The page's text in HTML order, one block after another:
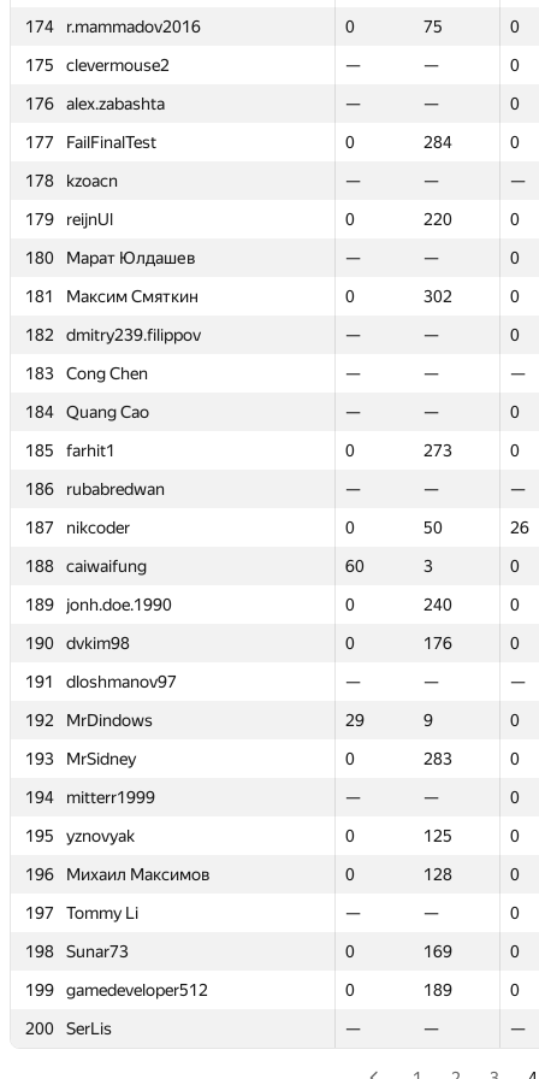
174
r.mammadov2016 0 75
0
175
clevermouse2 — —
0
176
alex.zabashta — —
0
177
FailFinalTest 0 284
0
178
kzoacn — —
—
179
reijnUl 0 220
0
180
Марат Юлдашев — —
0
181
Максим Смяткин 0 302
0
182
dmitry239.filippov — —
0
183
Cong Chen — —
—
184
Quang Cao — —
0
185
farhit1 0 273
0
186
rubabredwan — —
—
187
nikcoder 0 50
26
188
caiwaifung 60 3
0
189
jonh.doe.1990 0 240
0
190
dvkim98 0 176
0
191
dloshmanov97 — —
—
192
MrDindows 29 9
0
193
MrSidney 0 283
0
194
mitterr1999 — —
0
195
yznovyak 0 125
0
196
Михаил Максимов 0 128
0
197
Tommy Li — —
0
198
Sunar73 0 169
0
199
gamedeveloper512 0 189
0
200
SerLis — — —
174
r.mammadov2016 0 75
0
175
clevermouse2 — —
0
176
alex.zabashta — —
0
177
FailFinalTest 0 284
0
178
kzoacn — —
—
179
reijnUl 0 220
0
180
Марат Юлдашев — —
0
181
Максим Смяткин 0 302
0
182
dmitry239.filippov — —
0
183
Cong Chen — —
—
184
Quang Cao — —
0
185
farhit1 0 273
0
186
rubabredwan — —
—
187
nikcoder 0 50
26
188
caiwaifung 60 3
0
189
jonh.doe.1990 0 240
0
190
dvkim98 0 176
0
191
dloshmanov97 — —
—
192
MrDindows 29 9
0
193
MrSidney 0 283
0
194
mitterr1999 — —
0
195
yznovyak 0 125
0
196
Михаил Максимов 0 128
0
197
Tommy Li — —
0
198
Sunar73 0 169
0
199
gamedeveloper512 0 189
0
200
SerLis — — —